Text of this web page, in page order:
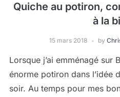
Quiche au potiron,
à la
15 mars 2018 by
Lorsque j’ai emménagé sur
énorme potiron dans l’idée
soir. Au temps pour mes